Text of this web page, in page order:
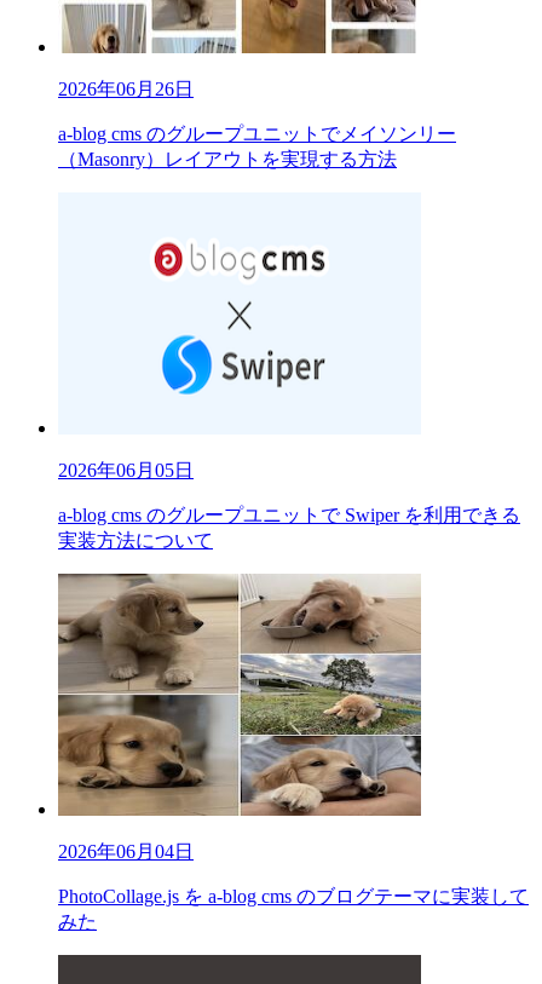
2026年06月26日
a-blog cms のグループユニットでメイソンリー
（Masonry）レイアウトを実現する方法
2026年06月05日
a-blog cms のグループユニットで Swiper を利用できる
実装方法について
2026年06月04日
PhotoCollage.js を a-blog cms のブログテーマに実装して
みた